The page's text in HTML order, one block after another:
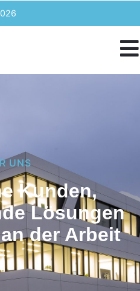
zurück auf den 3. ACST
UNS
Kunden,
Lösungen
der Arbeit